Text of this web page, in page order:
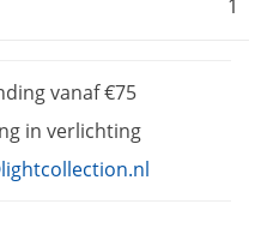
1
vanaf €75
in verlichting